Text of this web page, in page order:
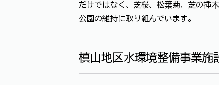
だけではなく、芝桜、松葉菊、芝の挿
公園の維持に取り組んでいます。
槙山地区水環境整備事業施